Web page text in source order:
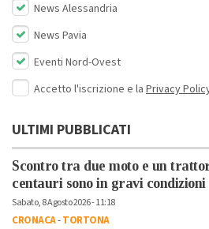
News Alessandria
News Pavia
Eventi Nord-Ovest
Accetto l'iscrizione e la Privacy
ULTIMI PUBBLICATI
Scontro tra due moto e un
centauri sono in gravi condizioni
Sabato, 8 Agosto 2026 - 11:18
CRONACA-TORTONA